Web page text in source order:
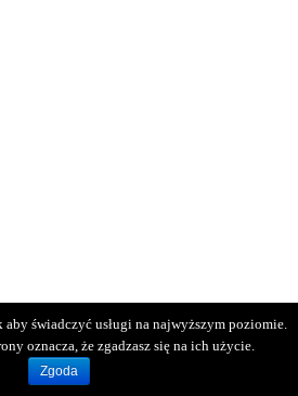
aby świadczyć usługi na najwyższym poziomie.
oznacza, że zgadzasz się na ich użycie.
Zgoda